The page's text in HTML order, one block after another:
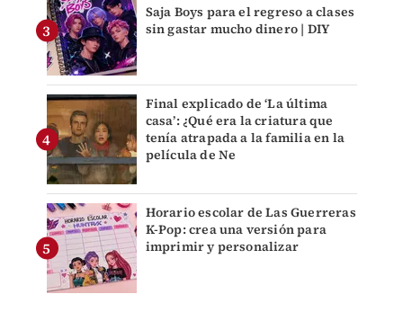
Saja Boys para el regreso a clases
sin gastar mucho dinero | DIY
Final explicado de ‘La última
casa’: ¿Qué era la criatura que
tenía atrapada a la familia en la
película de Ne
Horario escolar de Las Guerreras
K-Pop: crea una versión para
imprimir y personalizar